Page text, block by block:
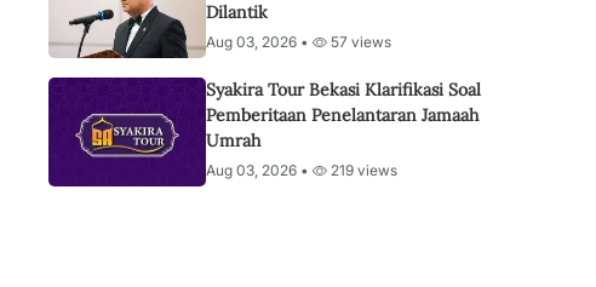
Dilantik
Aug 03, 2026 • 57 views
Syakira Tour Bekasi Klarifikasi Soal
Pemberitaan Penelantaran Jamaah
Umrah
Aug 03, 2026 • 219 views